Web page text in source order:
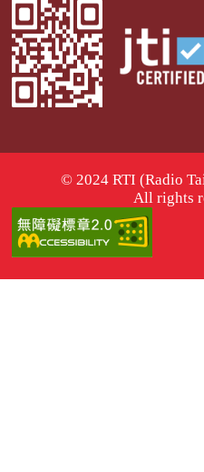
© 2024 RTI (Radio
All rights